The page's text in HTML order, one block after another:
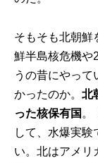
そもそも北朝鮮
鮮半島核危機や
うの昔にやっ
かったのか。北
った核保有国 。
して、水爆実
い。北はアメリ